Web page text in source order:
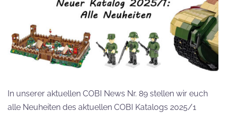
In unserer aktuellen COBI News Nr. 89 stellen wir euch
alle Neuheiten des aktuellen COBI Katalogs 2025/1